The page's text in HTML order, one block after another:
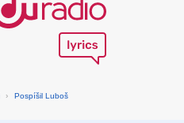
› Pospíšil Luboš